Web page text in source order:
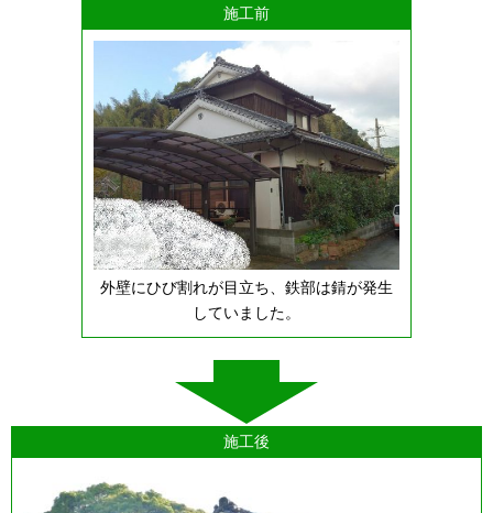
施工前
外壁にひび割れが目立ち、鉄部は錆が発生
していました。
施工後